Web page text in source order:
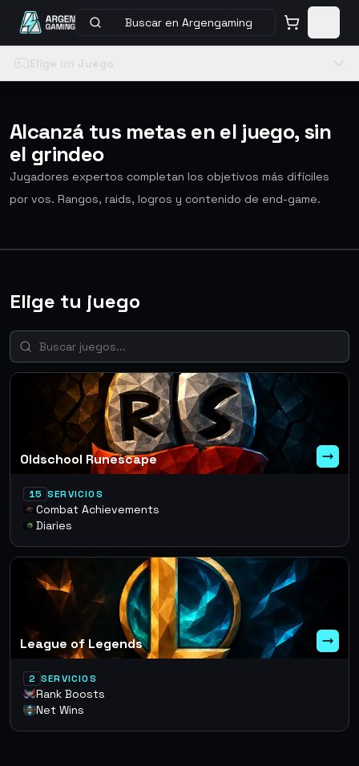
Buscar en Argengaming
Alcanzá tus metas en el juego, sin
el grindeo
Jugadores expertos completan los objetivos más difíciles
por vos. Rangos, raids, logros y contenido de end-game.
Elige tu juego
Oldschool Runescape
15 SERVICIOS
Combat Achievements
Diaries
League of Legends
2 SERVICIOS
Rank Boosts
Net Wins